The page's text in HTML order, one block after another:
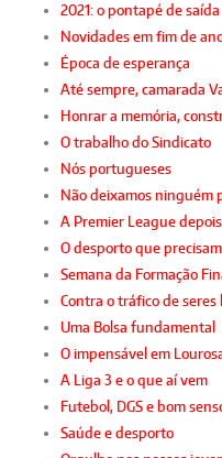
2021: o pontapé de saída
Novidades em fim de
Época de esperança
Até sempre, camarada
Honrar a memória,
O trabalho do Sindicato
Nós portugueses
Não deixamos ninguém
A Premier League
O desporto que
Semana da Formação
Contra o tráfico de seres
Uma Bolsa fundamental
O impensável em
A Liga 3 e o que aí vem
Futebol, DGS e bom
Saúde e desporto